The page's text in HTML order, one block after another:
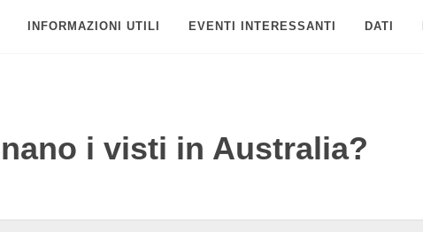
INFORMAZIONI UTILI EVENTI INTERESSANTI DATI
i visti in Australia?